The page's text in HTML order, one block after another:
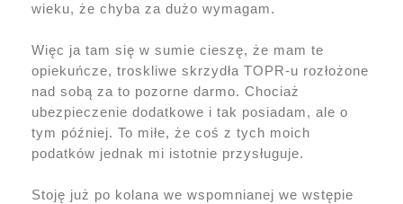
wieku, że chyba za dużo wymagam.
Więc ja tam się w sumie cieszę, że mam te
opiekuńcze, troskliwe skrzydła TOPR-u rozłożone
nad sobą za to pozorne darmo. Chociaż
ubezpieczenie dodatkowe i tak posiadam, ale o
tym później. To miłe, że coś z tych moich
podatków jednak mi istotnie przysługuje.
Stoję już po kolana we wspomnianej we wstępie